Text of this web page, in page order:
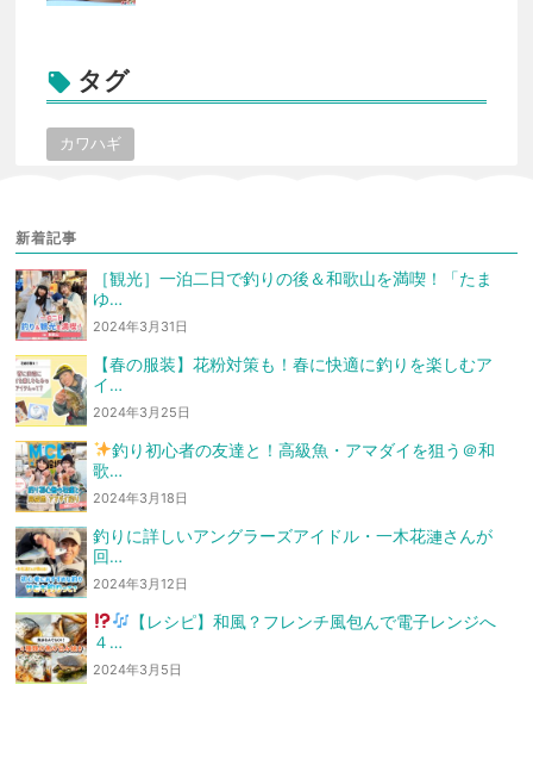
 タグ
カワハギ
新着記事
［観光］一泊二日で釣りの後＆和歌山を満喫！「たま
ゆ…
2024年3月31日
【春の服装】花粉対策も！春に快適に釣りを楽しむア
イ…
2024年3月25日
釣り初心者の友達と！高級魚・アマダイを狙う ＠和
歌…
2024年3月18日
釣りに詳しいアングラーズアイドル・一木花漣さんが
回…
2024年3月12日
【レシピ】和風？フレンチ風包んで電子レンジへ
４…
2024年3月5日